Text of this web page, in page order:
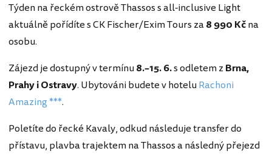
Týden na řeckém ostrově Thassos s all-inclusive Light
aktuálně pořídíte s CK Fischer/Exim Tours za8 990 Kčna
osobu.
Zájezd je dostupný v termínu8.–15. 6.s odletem zBrna,
Prahy i Ostravy. Ubytováni budete v hoteluRachoni
Amazing ***.
Poletíte do řecké Kavaly, odkud následuje transfer do
přístavu, plavba trajektem na Thassos a následný přejezd